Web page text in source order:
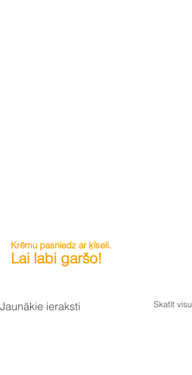
Krēmu pasniedz ar ķīseli.
Lai labi garšo!
Jaunākie ieraksti Skatīt visu